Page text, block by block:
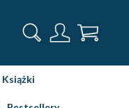
Książki